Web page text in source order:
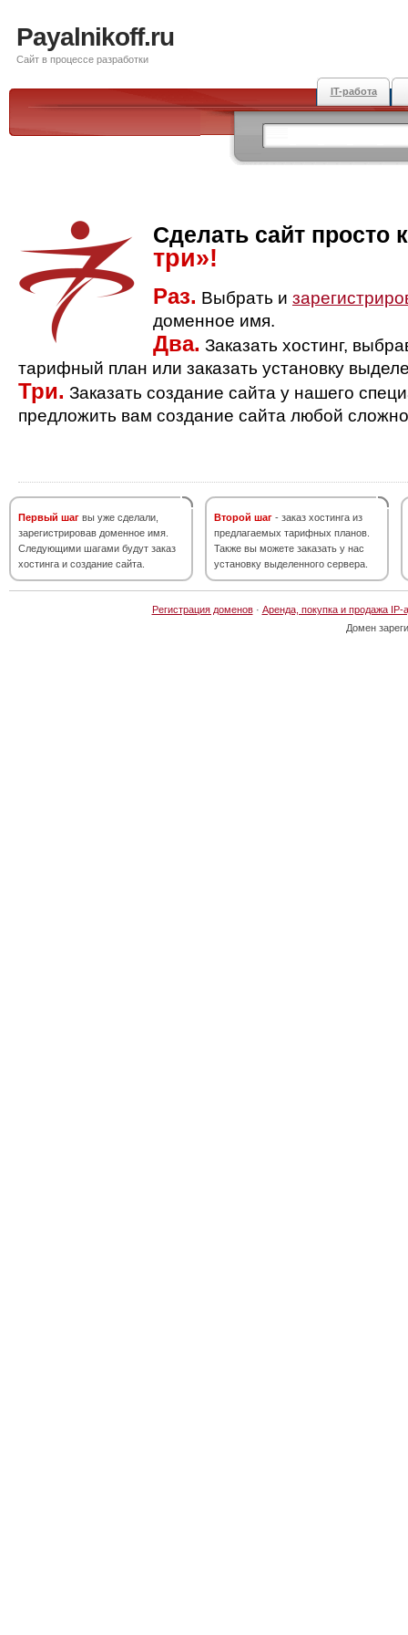
Payalnikoff.ru
Сайт в процессе разработки
IT-работа
Сделать сайт просто
три»!
Раз. Выбрать и
доменное имя.
Два. Заказать хостинг,
тарифный план или заказать установку
Три. Заказать создание сайта у нашего
предложить вам создание сайта любой
Первый шаг вы уже сделали,
зарегистрировав доменное имя.
Следующими шагами будут заказ
хостинга и создание сайта.
Второй шаг - заказ хостинга из
предлагаемых тарифных планов.
Также вы можете заказать у нас
установку выделенного сервера.
Регистрация доменов· Аренда, покупка и продажа IP-
Домен